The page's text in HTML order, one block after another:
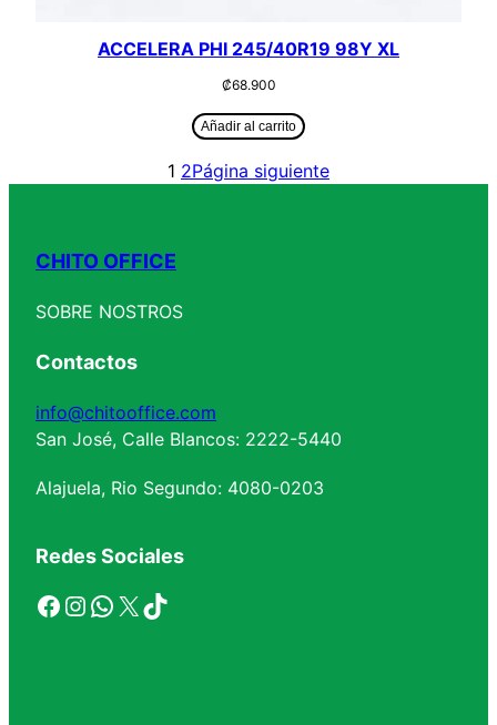
ACCELERA PHI 245/40R19 98Y XL
₡68.900
Añadir al carrito
1 2Página siguiente
CHITO OFFICE
SOBRE NOSTROS
Contactos
info@chitooffice.com
San José, Calle Blancos: 2222-5440
Alajuela, Rio Segundo: 4080-0203
Redes Sociales
Facebook Instagram WhatsApp X TikTok